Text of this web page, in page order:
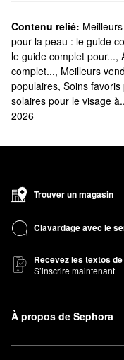
Contenu relié:
pour la peau : le guide
le guide complet pour...,
complet..., Meilleurs
populaires, Soins
solaires pour le visage
2026
Trouver un magasin
Clavardage avec le
Recevez les textos
S’inscrire maintenant
À propos de Sephora